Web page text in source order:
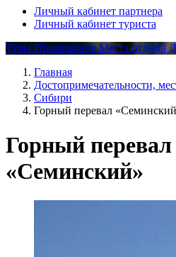
Личный кабинет партнера
Личный кабинет туриста
Туры ПроживаниеМеста отдыха
Главная
Достопримечательности,
Сибири
Горный перевал
Горный перевал
«Семинский»